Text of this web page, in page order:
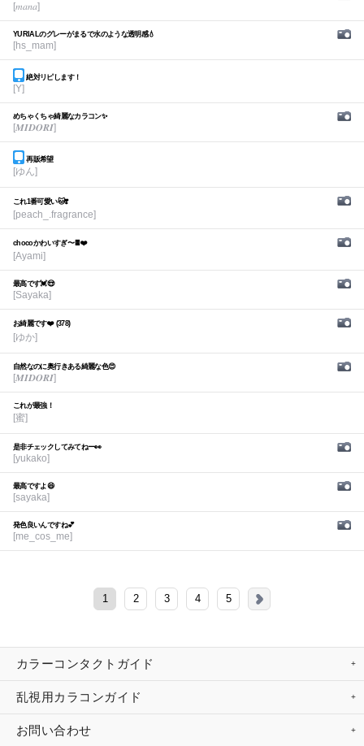
[𝑚𝑎𝑛𝑎]
YURIALのグレーがまるで水のような透明感💧
[hs_mam]
絶対リピします！
[Y]
めちゃくちゃ綺麗なカラコン✨
[𝑴𝑰𝑫𝑶𝑹𝑰]
再販希望
[ゆん]
これ1番可愛い🐱❣️
[peach_.fragrance]
chocoかわいすぎ〜🍫❤️
[Ayami]
最高です💓😍
[Sayaka]
お綺麗です❤️ (378)
[ゆか]
自然なのに奥行きある綺麗な色😍
[𝑴𝑰𝑫𝑶𝑹𝑰]
これが最強！
[蜜]
是非チェックしてみてねー👀
[yukako]
最高ですよ😆
[sayaka]
発色良いんですね💕︎
[me_cos_me]
1 2 3 4 5
カラーコンタクトガイド
乱視用カラコンガイド
お問い合わせ